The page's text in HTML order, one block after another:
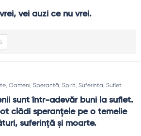
merită?
durea; pe termen lung el vindecă.
solid pentru încredere, creștere și
vei auzi ce nu vrei.
, Oameni, Speranță, Spirit, Suferința, Suflet
sunt într-adevăr buni la suflet.
clădi speranţele pe o temelie
suferinţă şi moarte.